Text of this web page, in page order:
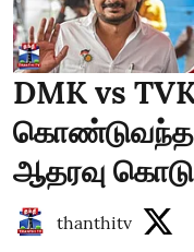
DMK vs
கொண்டுவந்த
ஆதரவு
thanthitv